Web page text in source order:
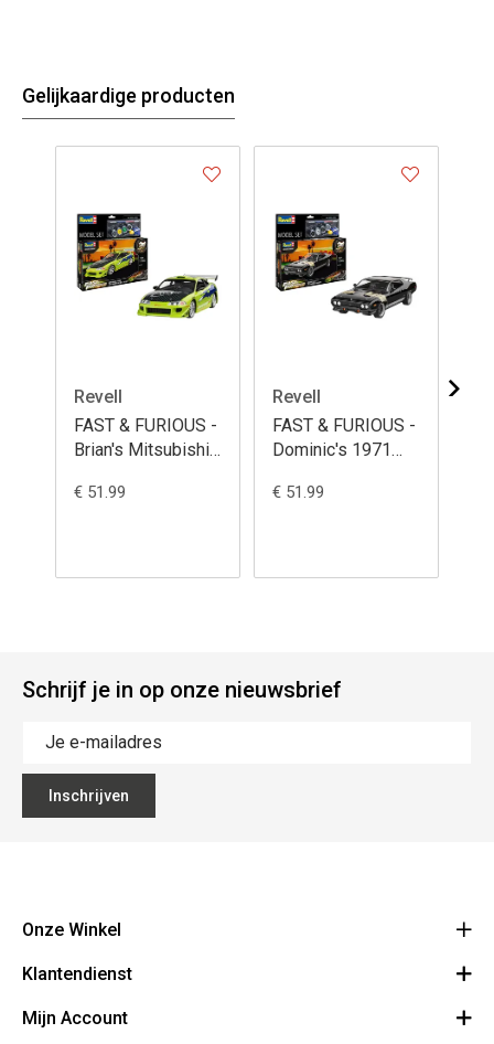
Gelijkaardige producten
Revell
FAST & FURIOUS -
Brian's Mitsubishi
1/25
€ 51.99
Revell
FAST & FURIOUS -
Dominic's 1971
Model Kit 1/24
€ 51.99
Schrijf je in op onze nieuwsbrief
Inschrijven
Onze Winkel
The Vault
+32 9 278 98 27
Klantendienst
Over Ons
Mijn Account